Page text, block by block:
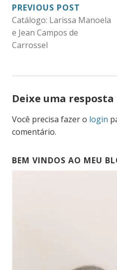
NAVEGAÇÃO
DE
POST
PREVIOUS POST
Catálogo: Larissa Manoela
e Jean Campos de
Carrossel
Deixe uma resposta
Você precisa fazer o login
comentário.
BEM VINDOS AO MEU